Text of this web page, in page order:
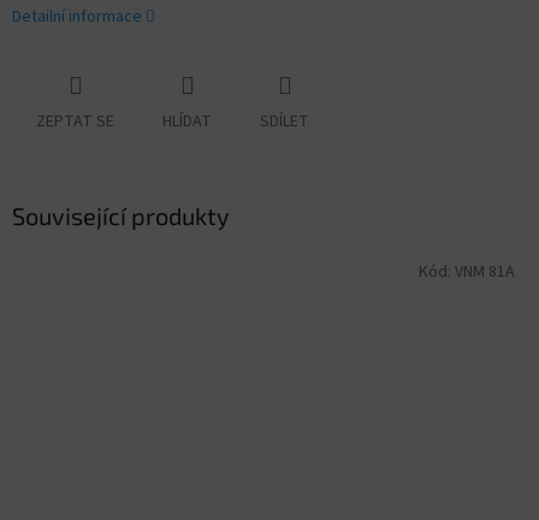
Detailní informace
ZEPTAT SE HLÍDAT SDÍLET
Související produkty
Kód: VNM 81A